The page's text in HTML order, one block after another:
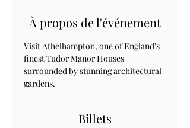
À propos de l'événement
Visit Athelhampton, one of England's
finest Tudor Manor Houses
surrounded by stunning architectural
gardens.
Billets